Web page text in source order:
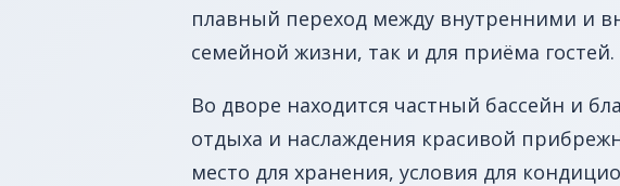
плавный переход между внутренними и
семейной жизни, так и для приёма гостей.
Во дворе находится частный бассейн и
отдыха и наслаждения красивой
место для хранения, условия для